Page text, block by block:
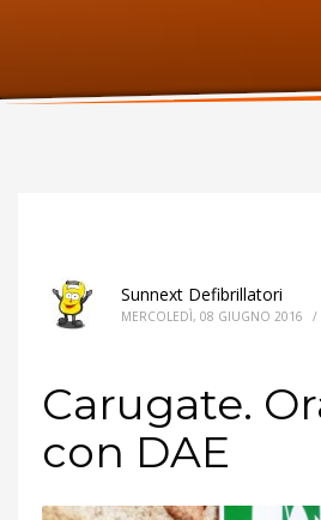
Martedi:9am – 6pm
Sunnext Defibrillatori
MERCOLEDÌ, 08 GIUGNO 2016 /
Carugate.
con DAE